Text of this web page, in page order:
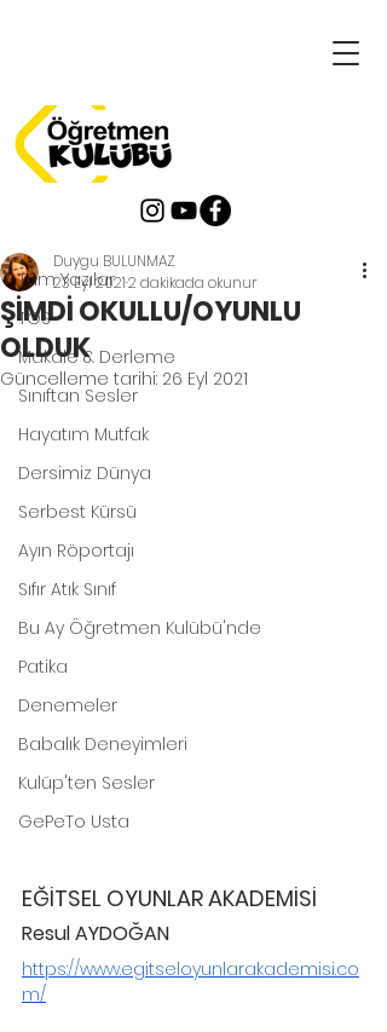
Tüm Yazılar
TOS
Makale & Derleme
Sınıftan Sesler
Hayatım Mutfak
Dersimiz Dünya
Serbest Kürsü
Ayın Röportajı
Sıfır Atık Sınıf
Bu Ay Öğretmen Kulübü'nde
Patika
Denemeler
Babalık Deneyimleri
Kulüp'ten Sesler
GePeTo Usta
ŞİMDİ OKULLU/OYUNLU
OLDUK
Duygu BULUNMAZ
23 Eyl 20212 dakikada okunur
Güncelleme tarihi: 26 Eyl 2021
EĞİTSEL OYUNLAR AKADEMİSİ
Resul AYDOĞAN
https://www.egitseloyunlarakademisi.co
m/